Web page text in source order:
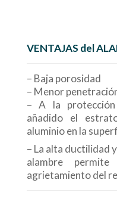
VENTAJAS del
– Baja porosidad
– Menor
– A la
añadido el
aluminio en la
– La alta ductilidad
alambre
agrietamiento del